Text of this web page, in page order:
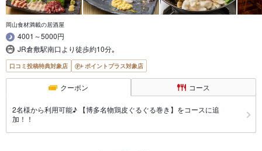
岡山食材満載の居酒屋
4001～5000円
JR倉敷駅南口より徒歩約10分｡
口コミ投稿特典対象店 ポイントプラス対象店
クーポン コース
2名様から利用可能♪ 【博多名物鶏皮ぐるぐる巻き】をコースに追
加！！